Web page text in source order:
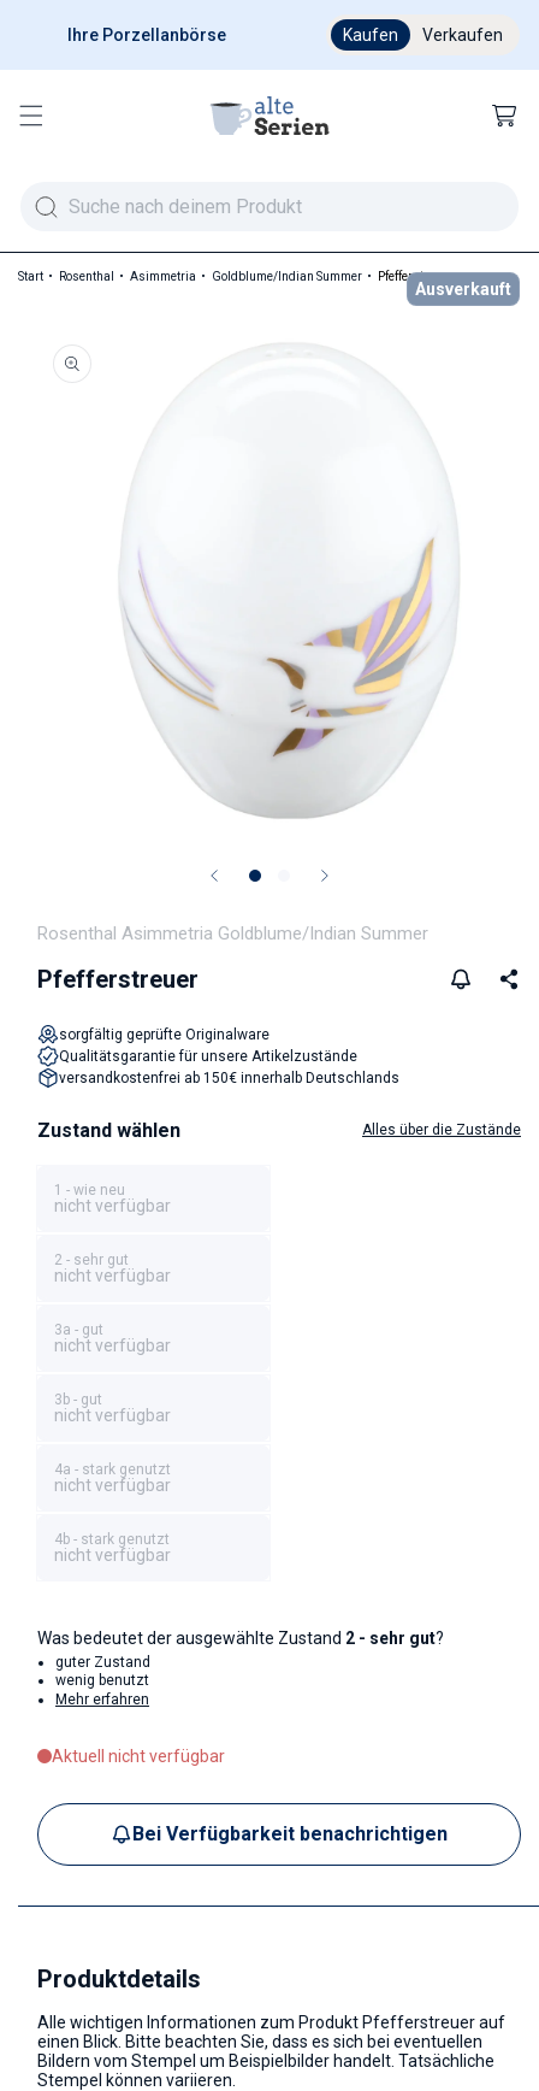
Ihre Porzellanbörse Ab 200 €
Kaufen Verkaufen
Start Rosenthal Asimmetria Goldblume/Indian Summer Pfefferstreuer
Ausverkauft
Rosenthal Asimmetria Goldblume/Indian Summer
Pfefferstreuer
sorgfältig geprüfte Originalware
Qualitätsgarantie für unsere Artikelzustände
versandkostenfrei ab 150€ innerhalb Deutschlands
Zustand wählen Alles über die Zustände
1 - wie neu
nicht verfügbar
2 - sehr gut
nicht verfügbar
3a - gut
nicht verfügbar
3b - gut
nicht verfügbar
4a - stark genutzt
nicht verfügbar
4b - stark genutzt
nicht verfügbar
Was bedeutet der ausgewählte Zustand 2 - sehr gut?
guter Zustand
wenig benutzt
Mehr erfahren
Aktuell nicht verfügbar
Bei Verfügbarkeit benachrichtigen
Produktdetails
Alle wichtigen Informationen zum Produkt Pfefferstreuer auf
einen Blick. Bitte beachten Sie, dass es sich bei eventuellen
Bildern vom Stempel um Beispielbilder handelt. Tatsächliche
Stempel können variieren.